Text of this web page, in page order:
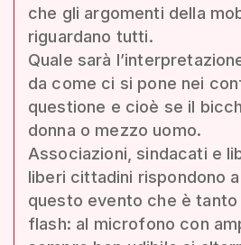
che gli argomenti della
riguardano tutti.
Quale sarà
da come ci si pone nei
questione e cioè se il
donna o mezzo uomo.
Associazioni, sindacati e
liberi cittadini rispondono
questo evento che è
flash: al microfono con